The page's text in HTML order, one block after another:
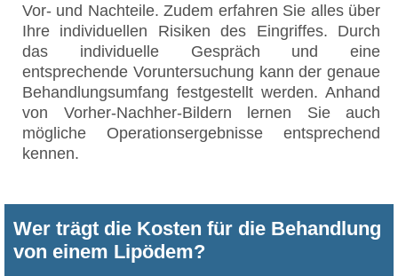
Vor- und Nachteile. Zudem erfahren Sie alles über
Ihre individuellen Risiken des Eingriffes. Durch
das individuelle Gespräch und eine
entsprechende Voruntersuchung kann der genaue
Behandlungsumfang festgestellt werden. Anhand
von Vorher-Nachher-Bildern lernen Sie auch
mögliche Operationsergebnisse entsprechend
kennen.
Wer trägt die Kosten für die Behandlung
von einem Lipödem?